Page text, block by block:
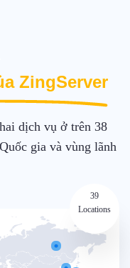
ZingServer
dịch vụ ở trên 38
gia và vùng lãnh
39
Locations